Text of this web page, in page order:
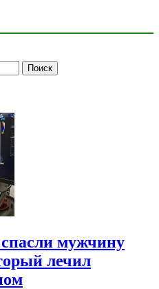
мужчину
лечил